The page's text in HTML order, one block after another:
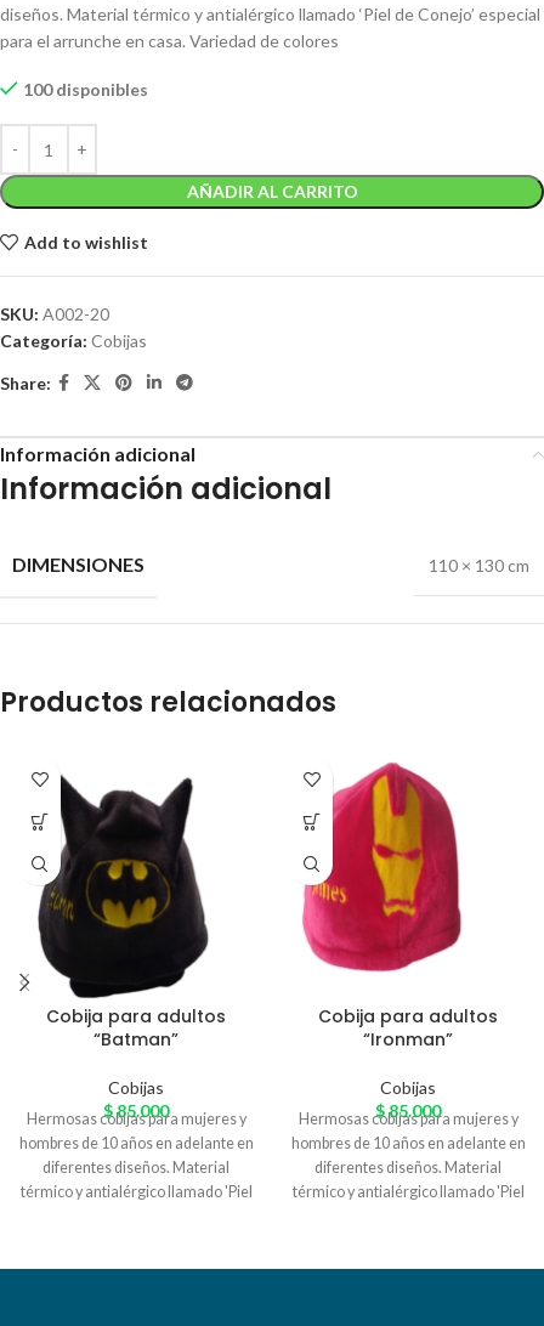
diseños. Material térmico y antialérgico llamado ‘Piel de Conejo’ especial
para el arrunche en casa. Variedad de colores
100 disponibles
AÑADIR AL CARRITO
Add to wishlist
SKU: A002-20
Categoría: Cobijas
Share:
Información adicional
Información adicional
DIMENSIONES 110 × 130 cm
Productos relacionados
Cobija para adultos
“Batman”
Cobijas
$85.000
Hermosas cobijas para mujeres y
hombres de 10 años en adelante en
diferentes diseños. Material
térmico y antialérgico llamado 'Piel
colores
Cobija para adultos
“Ironman”
Cobijas
$85.000
Hermosas cobijas para mujeres y
hombres de 10 años en adelante en
diferentes diseños. Material
térmico y antialérgico llamado 'Piel
colores